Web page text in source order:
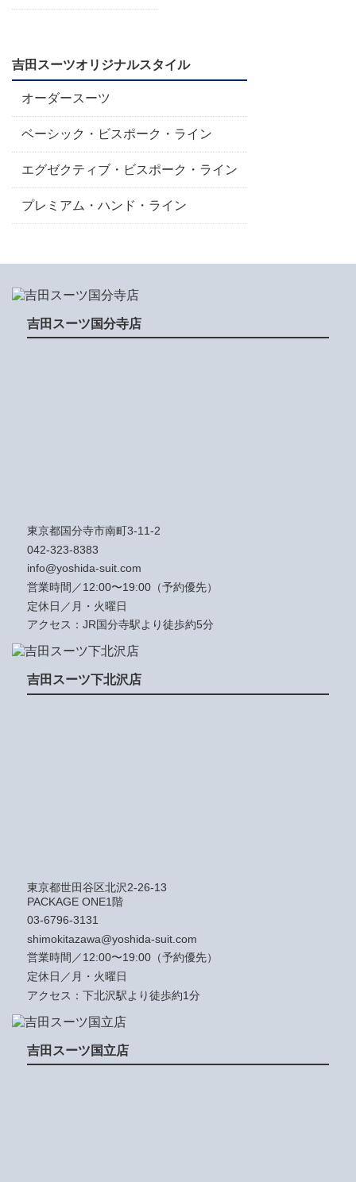
吉田スーツオリジナルスタイル
オーダースーツ
ベーシック・ビスポーク・ライン
エグゼクティブ・ビスポーク・ライン
プレミアム・ハンド・ライン
吉田スーツ国分寺店
東京都国分寺市南町3-11-2
042-323-8383
info@yoshida-suit.com
営業時間／12:00〜19:00（予約優先）
定休日／月・火曜日
アクセス：JR国分寺駅より徒歩約5分
吉田スーツ下北沢店
東京都世田谷区北沢2-26-13
PACKAGE ONE1階
03-6796-3131
shimokitazawa@yoshida-suit.com
営業時間／12:00〜19:00（予約優先）
定休日／月・火曜日
アクセス：下北沢駅より徒歩約1分
吉田スーツ国立店